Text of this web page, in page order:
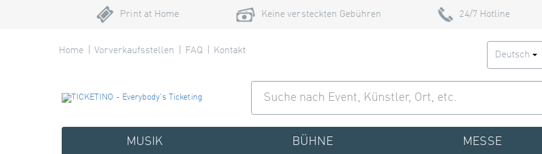
Print at Home Keine versteckten Gebühren 24/7 Hotline
Home Vorverkaufsstellen FAQ Kontakt Deutsch
MUSIK BÜHNE MESSE